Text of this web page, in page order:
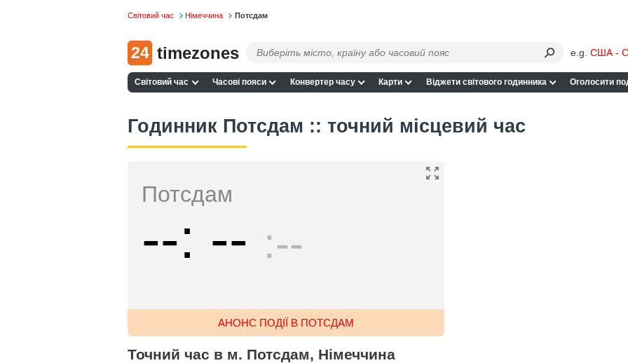
Світовий час Німеччина Потсдам
24 timezones e.g. США -
Світовий час Часові пояси Конвертер часу Карти Віджети світового годинника Оголосити
Годинник Потсдам :: точний місцевий час
Потсдам
-- -- --
АНОНС ПОДІЇ В ПОТСДАМ
Точний час в м. Потсдам, Німеччина